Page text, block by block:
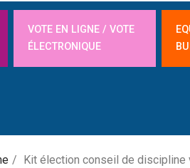
VOTE EN LIGNE / VOTE
ÉLECTRONIQUE
Kit élection conseil de